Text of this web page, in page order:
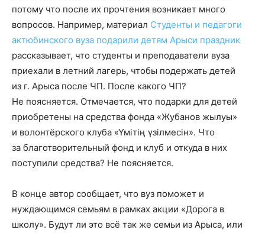
потому что после их прочтения возникает много
вопросов. Например, материал Студенты и педагоги
актюбинского вуза подарили детям Арыси праздник
рассказывает, что студенты и преподаватели вуза
приехали в летний лагерь, чтобы подержать детей
из г. Арыса после ЧП. После какого ЧП?
Не поясняется. Отмечается, что подарки для детей
приобретены на средства фонда «Жубанов жылуы»
и волонтёрского клуба «Үмітің үзілмесін». Что
за благотворительный фонд и клуб и откуда в них
поступили средства? Не поясняется.
В конце автор сообщает, что вуз поможет и
нуждающимся семьям в рамках акции «Дорога в
школу». Будут ли это всё так же семьи из Арыса, или